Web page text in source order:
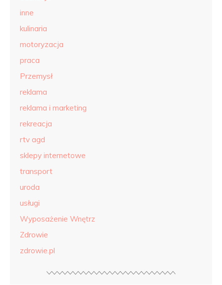
inne
kulinaria
motoryzacja
praca
Przemysł
reklama
reklama i marketing
rekreacja
rtv agd
sklepy internetowe
transport
uroda
usługi
Wyposażenie Wnętrz
Zdrowie
zdrowie.pl